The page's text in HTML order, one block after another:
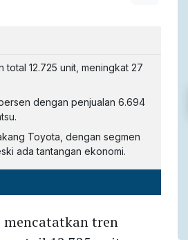
12.725 unit, meningkat 27
dengan penjualan 6.694
Toyota, dengan segmen
ada tantangan ekonomi.
mencatatkan tren